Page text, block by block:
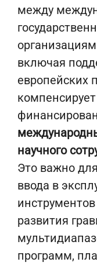
между
включая
европейских
научного
Это важно
ввода в
развития
программ,